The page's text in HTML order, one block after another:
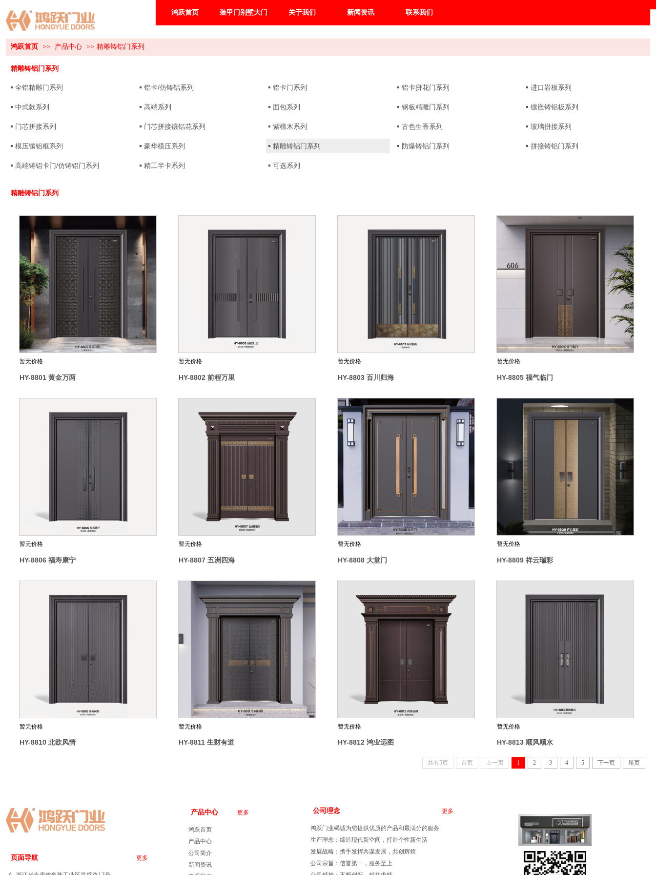
鸿跃首页 装甲门别墅大门 关于我们 新闻资讯 联系我们
鸿跃首页 >> 产品中心 >> 精雕铸铝门系列
精雕铸铝门系列
全铝精雕门系列 铝卡/仿铸铝系列 铝卡门系列 铝卡拼花门系列 进口岩板系列
中式款系列 高端系列 面包系列 钢板精雕门系列 镶嵌铸铝板系列
门芯拼接系列 门芯拼接镶铝花系列 紫檀木系列 古色生香系列 玻璃拼接系列
模压镶铝框系列 豪华模压系列 精雕铸铝门系列 防爆铸铝门系列 拼接铸铝门系列
高端铸铝卡门/仿铸铝门系列 精工半卡系列 可选系列
精雕铸铝门系列
暂无价格
HY-8801 黄金万两
暂无价格
HY-8802 前程万里
暂无价格
HY-8803 百川归海
暂无价格
HY-8805 福气临门
暂无价格
HY-8806 福寿康宁
暂无价格
HY-8807 五洲四海
暂无价格
HY-8808 大堂门
暂无价格
HY-8809 祥云瑞彩
暂无价格
HY-8810 北欧风情
暂无价格
HY-8811 生财有道
暂无价格
HY-8812 鸿业远图
暂无价格
HY-8813 顺风顺水
共有5页 首页 上一页 1 2 3 4 5 下一页 尾页
产品中心 更多
鸿跃首页
产品中心
公司简介
新闻资讯
公司理念 更多
鸿跃门业竭诚为您提供优质的产品和最满分的服务
生产理念：缔造现代新空间，打造个性新生活
发展战略：携手发挥共谋发展，共创辉煌
公司宗旨：信誉第一，服务至上
页面导航 更多